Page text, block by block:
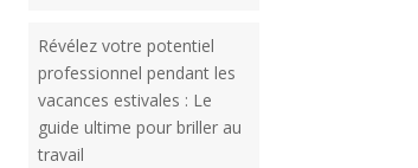
Révélez votre potentiel
professionnel pendant les
vacances estivales : Le
guide ultime pour briller au
travail